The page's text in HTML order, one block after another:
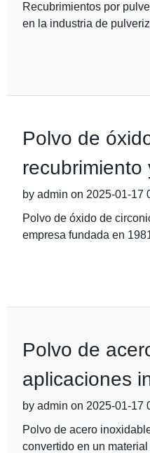
Recubrimientos por
en la industria de
Polvo de
recubrimiento
by admin on 2025-01-17
Polvo de óxido de
empresa fundada en
Polvo de
aplicaciones
by admin on 2025-01-17
Polvo de acero
convertido en un